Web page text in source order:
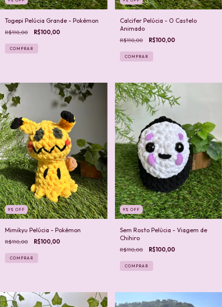
Togepi Pelúcia Grande - Pokémon
R$110,00 R$100,00
Calcifer Pelúcia - O Castelo
Animado
R$110,00 R$100,00
9 % OFF
Mimikyu Pelúcia - Pokémon
R$110,00 R$100,00
9 % OFF
Sem Rosto Pelúcia - Viagem de
Chihiro
R$110,00 R$100,00